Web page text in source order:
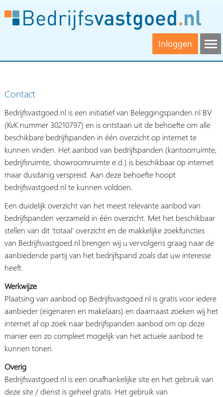
Inloggen
Contact
Bedrijfsvastgoed.nl is een initiatief van Beleggingspanden.nl BV
(KvK nummer 30210797) en is ontstaan uit de behoefte om alle
beschikbare bedrijfspanden in één overzicht op internet te
kunnen vinden. Het aanbod van bedrijfspanden (kantoorruimte,
bedrijfsruimte, showroomruimte e.d.) is beschikbaar op internet
maar dusdanig verspreid. Aan deze behoefte hoopt
bedrijfsvastgoed.nl te kunnen voldoen.
Een duidelijk overzicht van het meest relevante aanbod van
bedrijfspanden verzameld in één overzicht. Met het beschikbaar
stellen van dit 'totaal' overzicht en de makkelijke zoekfuncties
van Bedrijfsvastgoed.nl brengen wij u vervolgens graag naar de
aanbiedende partij van het bedrijfspand zoals dat uw interesse
heeft.
Werkwijze
Plaatsing van aanbod op Bedrijfsvastgoed.nl is gratis voor iedere
aanbieder (eigenaren en makelaars) en daarnaast zoeken wij het
internet af op zoek naar bedrijfspanden aanbod om op deze
manier een zo compleet mogelijk van het actuele aanbod te
kunnen tonen.
Overig
Bedrijfsvastgoed.nl is een onafhankelijke site en het gebruik van
deze site / dienst is geheel gratis. Het gebruik van